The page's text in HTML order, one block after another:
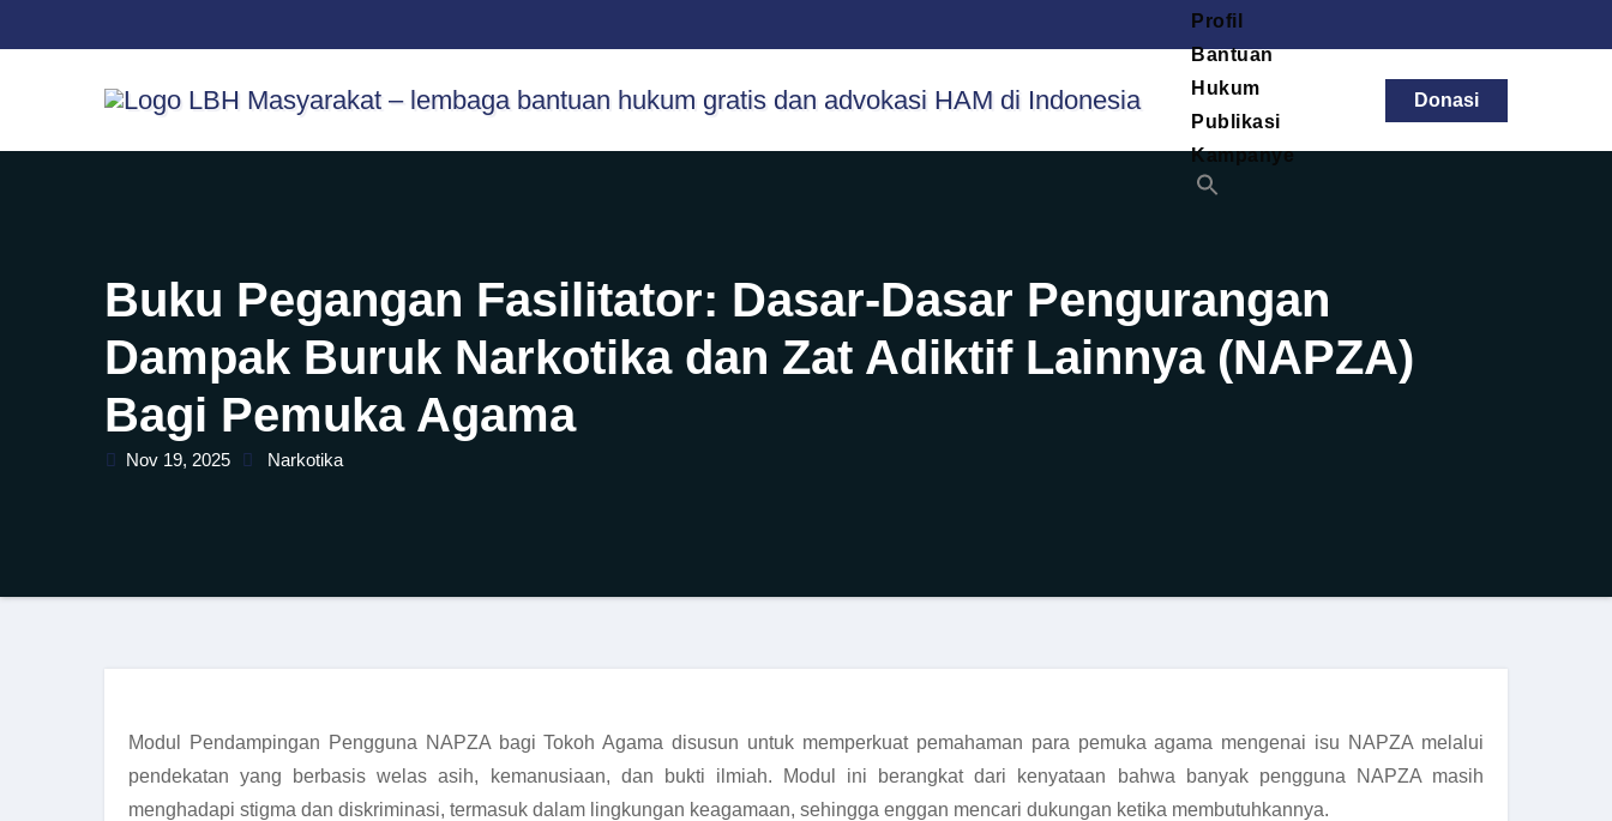
to
Profil
Bantuan
Hukum
Publikasi
Kampanye
Donasi
Buku Pegangan Fasilitator: Dasar-Dasar Pengurangan
Dampak Buruk Narkotika dan Zat Adiktif Lainnya (NAPZA)
Bagi Pemuka Agama
Nov 19, 2025 Narkotika
Modul Pendampingan Pengguna NAPZA bagi Tokoh Agama disusun untuk memperkuat pemahaman para pemuka agama mengenai isu NAPZA melalui
pendekatan yang berbasis welas asih, kemanusiaan, dan bukti ilmiah. Modul ini berangkat dari kenyataan bahwa banyak pengguna NAPZA masih
menghadapi stigma dan diskriminasi, termasuk dalam lingkungan keagamaan, sehingga enggan mencari dukungan ketika membutuhkannya.